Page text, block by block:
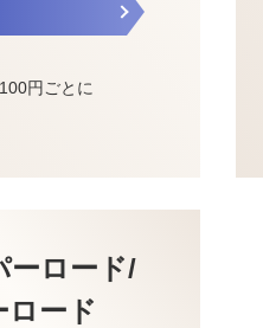
円ごとに
ーロード/
ロード